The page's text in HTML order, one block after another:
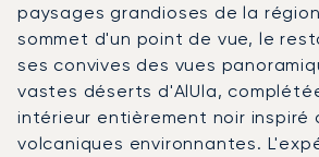
paysages grandioses de la
sommet d'un point de vue, le
ses convives des vues
vastes déserts d'AlUla,
intérieur entièrement noir inspiré
volcaniques environnantes.